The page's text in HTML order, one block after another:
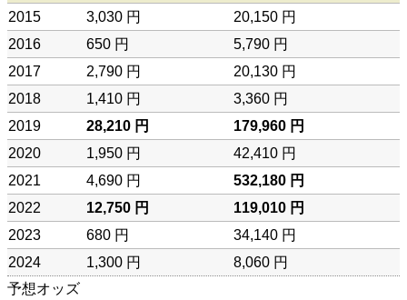
2015
3,030 円
20,150 円
2016
650 円
5,790 円
2017
2,790 円
20,130 円
2018
1,410 円
3,360 円
2019
28,210 円
179,960 円
2020
1,950 円
42,410 円
2021
4,690 円
532,180 円
2022
12,750 円
119,010 円
2023
680 円
34,140 円
2024
1,300 円
8,060 円
予想オッズ